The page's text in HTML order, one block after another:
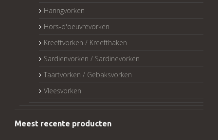
Haringvorken
Hors-d'oeuvrevorken
Kreeftvorken / Kreefthaken
Sardienvorken / Sardinevorken
Taartvorken / Gebaksvorken
Vleesvorken
Meest recente producten